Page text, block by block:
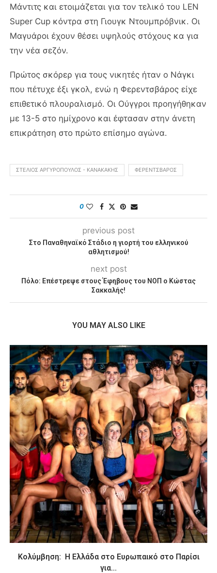
Μάντιτς και ετοιμάζεται για τον τελικό του LEN
Super Cup κόντρα στη Γιουγκ Ντουμπρόβνικ. Οι
Μαγυάροι έχουν θέσει υψηλούς στόχους κα για
την νέα σεζόν.
Πρώτος σκόρερ για τους νικητές ήταν ο Νάγκι
που πέτυχε έξι γκολ, ενώ η Φερεντσβάρος είχε
επιθετικό πλουραλισμό. Οι Ούγγροι προηγήθηκαν
με 13-5 στο ημίχρονο και έφτασαν στην άνετη
επικράτηση στο πρώτο επίσημο αγώνα.
ΣΤΈΛΙΟΣ ΑΡΓΥΡΌΠΟΥΛΟΣ - ΚΑΝΑΚΆΚΗΣ ΦΕΡΕΝΤΣΒΆΡΟΣ
0
previous post
Στο Παναθηναϊκό Στάδιο η γιορτή του ελληνικού
αθλητισμού!
next post
Πόλο: Επέστρεψε στους Έφηβους του ΝΟΠ ο Κώστας
Σακκαλής!
YOU MAY ALSO LIKE
Κολύμβηση: Η Ελλάδα στο Ευρωπαικό στο Παρίσι
για...